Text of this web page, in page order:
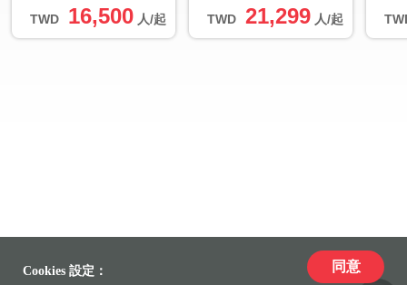
TWD 16,500 人/起 TWD 21,299 人/起
Cookies 設定： 同意